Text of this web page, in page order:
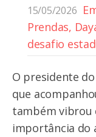
15/05/2026
Prendas,
desafio
O presidente
que
também vibrou
importância do